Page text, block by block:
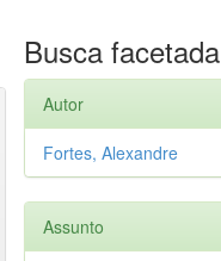
Busca facetada
Autor
Fortes, Alexandre
Assunto